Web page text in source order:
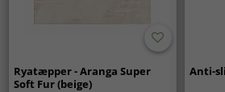
Ryatæpper - Aranga Super
Soft Fur (beige)
Anti-